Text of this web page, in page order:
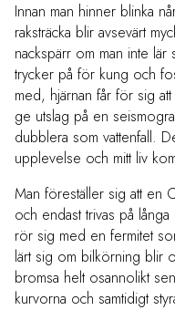
Innan man hinner blinka
raksträcka blir avsevärt
nackspärr om man inte lär
trycker på för kung och
med, hjärnan får för sig
ge utslag på en
dubblera som vattenfall.
upplevelse och mitt liv
Man föreställer sig att en
och endast trivas på
rör sig med en fermitet
lärt sig om bilkörning blir
bromsa helt osannolikt
kurvorna och samtidigt